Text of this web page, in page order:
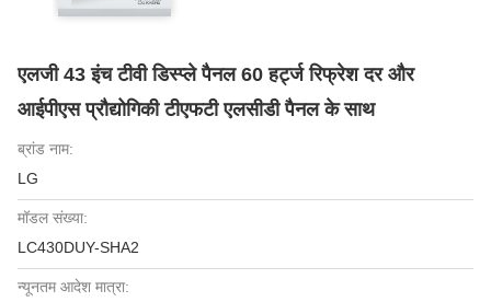
एलजी 43 इंच टीवी डिस्प्ले पैनल 60 हर्ट्ज रिफ्रेश दर और
आईपीएस प्रौद्योगिकी टीएफटी एलसीडी पैनल के साथ
ब्रांड नाम:
LG
मॉडल संख्या:
LC430DUY-SHA2
न्यूनतम आदेश मात्रा: